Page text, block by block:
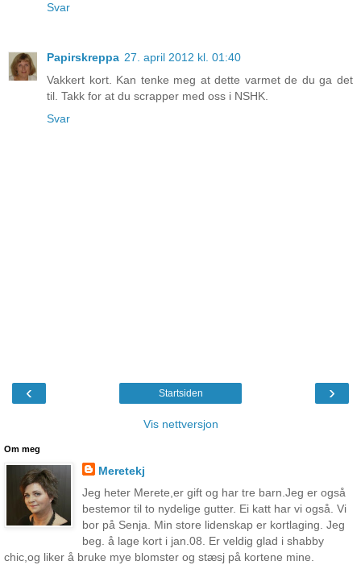
Svar
Papirskreppa 27. april 2012 kl. 01:40
Vakkert kort. Kan tenke meg at dette varmet de du ga det
til. Takk for at du scrapper med oss i NSHK.
Svar
‹ ›
Startsiden
Vis nettversjon
Om meg
Meretekj
Jeg heter Merete,er gift og har tre barn.Jeg er også
bestemor til to nydelige gutter. Ei katt har vi også. Vi
bor på Senja. Min store lidenskap er kortlaging. Jeg
beg. å lage kort i jan.08. Er veldig glad i shabby
chic,og liker å bruke mye blomster og stæsj på kortene mine.